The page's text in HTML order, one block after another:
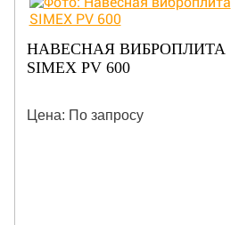
НАВЕСНАЯ ВИБРОПЛИТА
SIMEX PV 600
Цена: По запросу